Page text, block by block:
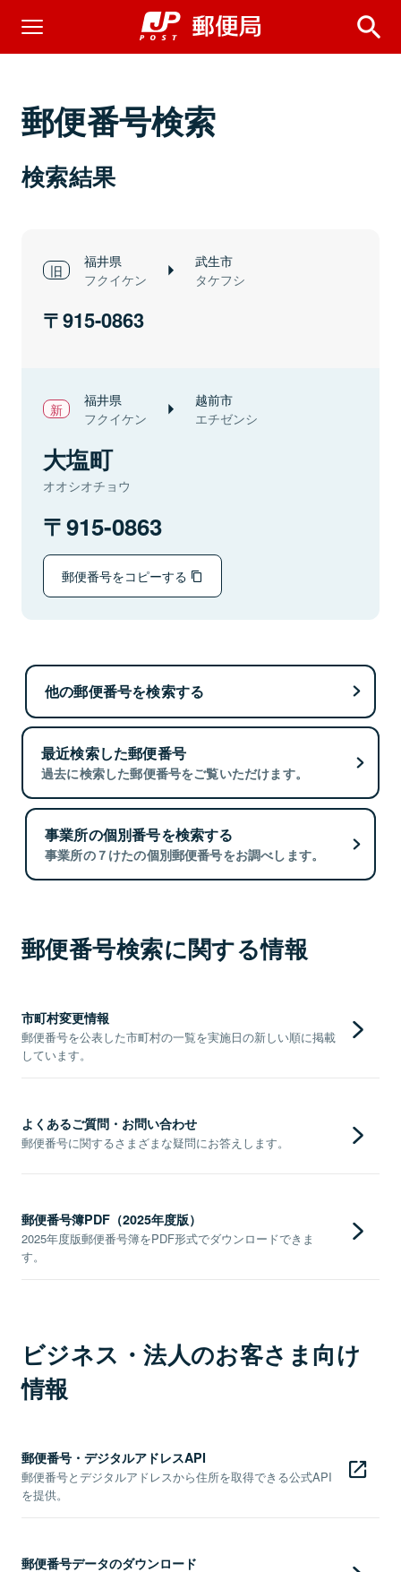
郵便番号検索
検索結果
福井県
フクイケン
武生市
タケフシ
915-0863
福井県
フクイケン
越前市
エチゼンシ
大塩町
オオシオチョウ
915-0863
郵便番号をコピーする
他の郵便番号を検索する
最近検索した郵便番号
過去に検索した郵便番号をご覧いただけます。
事業所の個別番号を検索する
事業所の７けたの個別郵便番号をお調べします。
郵便番号検索に関する情報
市町村変更情報
郵便番号を公表した市町村の一覧を実施日の新しい順に掲載
しています。
よくあるご質問・お問い合わせ
郵便番号に関するさまざまな疑問にお答えします。
郵便番号簿PDF（2025年度版）
2025年度版郵便番号簿をPDF形式でダウンロードできま
す。
ビジネス・法人のお客さま向け
情報
郵便番号・デジタルアドレスAPI
郵便番号とデジタルアドレスから住所を取得できる公式API
を提供。
郵便番号データのダウンロード